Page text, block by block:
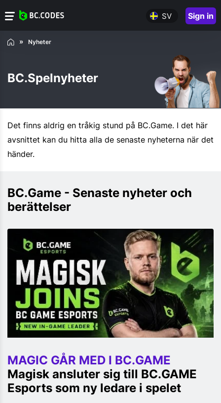
SV Sign in
Nyheter
BC.Spelnyheter
Det finns aldrig en tråkig stund på BC.Game. I det här
avsnittet kan du hitta alla de senaste nyheterna när det
händer.
BC.Game - Senaste nyheter och
berättelser
MAGIC GÅR MED I BC.GAME
Magisk ansluter sig till BC.GAME
Esports som ny ledare i spelet